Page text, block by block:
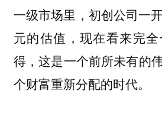
一级市场里，初创公司一
元的估值，现在看来完
得，这是一个前所未有的
个财富重新分配的时代。